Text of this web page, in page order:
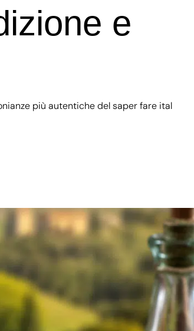
e
più autentiche del saper fare ital